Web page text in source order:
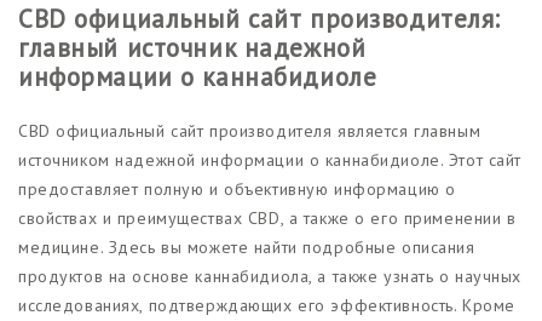
CBD официальный сайт производителя:
главный источник надежной
информации о каннабидиоле
CBD официальный сайт производителя является главным
источником надежной информации о каннабидиоле. Этот сайт
предоставляет полную и объективную информацию о
свойствах и преимуществах CBD, а также о его применении в
медицине. Здесь вы можете найти подробные описания
продуктов на основе каннабидиола, а также узнать о научных
исследованиях, подтверждающих его эффективность. Кроме